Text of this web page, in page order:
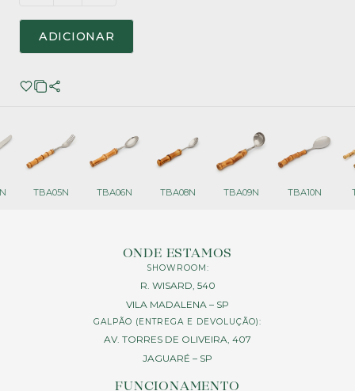
ADICIONAR
TBA05N TBA06N TBA08N TBA09N TBA10N
ONDE ESTAMOS
SHOWROOM:
R. WISARD, 540
VILA MADALENA – SP
GALPÃO (ENTREGA E DEVOLUÇÃO):
AV. TORRES DE OLIVEIRA, 407
JAGUARÉ – SP
FUNCIONAMENTO